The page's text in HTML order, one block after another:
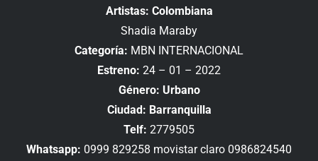
Artistas: Colombiana
Shadia Maraby
Categoría: MBN INTERNACIONAL
Estreno: 24 – 01 – 2022
Género: Urbano
Ciudad: Barranquilla
Telf: 2779505
Whatsapp: 0999 829258 movistar claro 0986824540